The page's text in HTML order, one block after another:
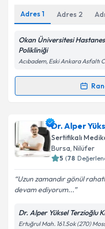
Adres 1 Adres 2
Okan Üniversitesi
Polikliniği
Acıbadem, Eski Ankara Asfaltı
Randevu
Dr. Birol Sarkutiçin
Size bu uzmandan
hazırlandığında e-
Kişisel
Metni'ni okudum
Dr. Alper
Sertifikalı
Bursa, Nilüfer
5 (78
Uzun zamandır gönül
devam ediyorum...
Dr. Alper Yüksel Terzioğlu
Ertuğrul Mah. 161.Sok (270)